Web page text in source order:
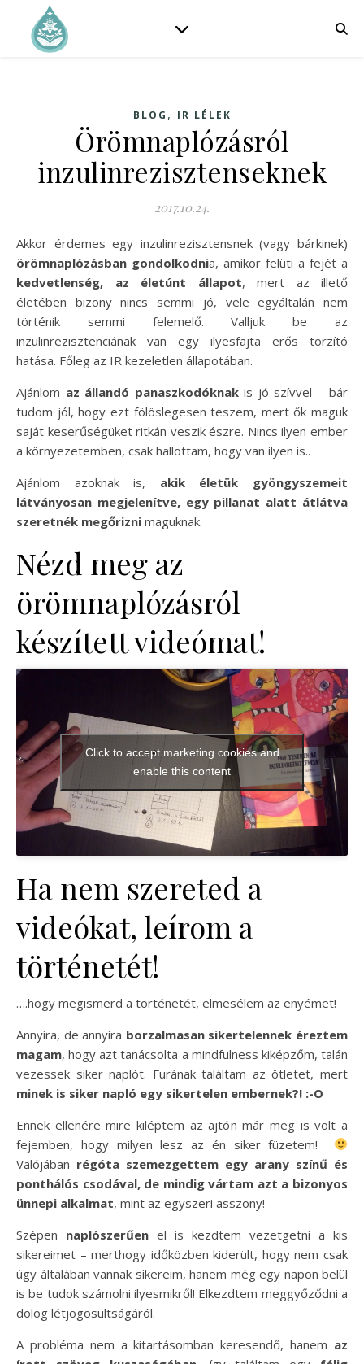
BLOG , IR LÉLEK
Örömnaplózásról
inzulinrezisztenseknek
2017.10.24.
Akkor érdemes egy inzulinrezisztensnek (vagy bárkinek)
örömnaplózásban gondolkodnia, amikor felüti a fejét a
kedvetlenség, az életúnt állapot, mert az illető
életében bizony nincs semmi jó, vele egyáltalán nem
történik semmi felemelő. Valljuk be az
inzulinrezisztenciának van egy ilyesfajta erős torzító
hatása. Főleg az IR kezeletlen állapotában.
Ajánlom az állandó panaszkodóknakis jó szívvel – bár
tudom jól, hogy ezt fölöslegesen teszem, mert ők maguk
saját keserűségüket ritkán veszik észre. Nincs ilyen ember
a környezetemben, csak hallottam, hogy van ilyen is..
Ajánlom azoknak is, akik életük gyöngyszemeit
látványosan megjelenítve, egy pillanat alatt átlátva
szeretnék megőrizni maguknak.
Nézd meg az
örömnaplózásról
készített videómat!
Click to accept marketing cookies and
enable this content
Ha nem szereted a
videókat, leírom a
történetét!
….hogy megismerd a történetét, elmesélem az enyémet!
Annyira, de annyira borzalmasan sikertelennek éreztem
magam, hogy azt tanácsolta a mindfulness kiképzőm, talán
vezessek siker naplót. Furának találtam az ötletet, mert
minek is siker napló egy sikertelen embernek?! :-O
Ennek ellenére mire kiléptem az ajtón már meg is volt a
fejemben, hogy milyen lesz az én siker füzetem!
Valójában régóta szemezgettem egy arany színű és
ponthálós csodával, de mindig vártam azt a bizonyos
ünnepi alkalmat, mint az egyszeri asszony!
Szépen naplószerűen el is kezdtem vezetgetni a kis
sikereimet – merthogy időközben kiderült, hogy nem csak
úgy általában vannak sikereim, hanem még egy napon belül
is be tudok számolni ilyesmikről! Elkezdtem meggyőződni a
dolog létjogosultságáról.
A probléma nem a kitartásomban keresendő, hanem az